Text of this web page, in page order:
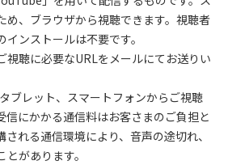
め、ブラウザから視聴できます。視聴者
ンストールは不要です。
視聴に必要なURLをメールにてお送りい
ブレット、スマートフォンからご視聴
信にかかる通信料はお客さまのご負担と
れる通信環境により、音声の途切れ、
があります。